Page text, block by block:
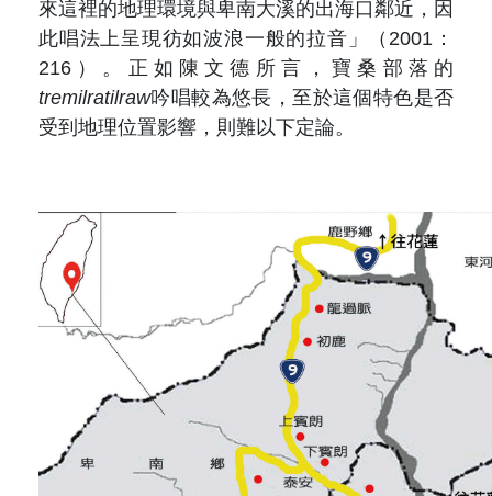
來這裡的地理環境與卑南大溪的出海口鄰近，因
此唱法上呈現彷如波浪一般的拉音」（2001：
216）。正如陳文德所言，寶桑部落的
tremilratilraw吟唱較為悠長，至於這個特色是否
受到地理位置影響，則難以下定論。